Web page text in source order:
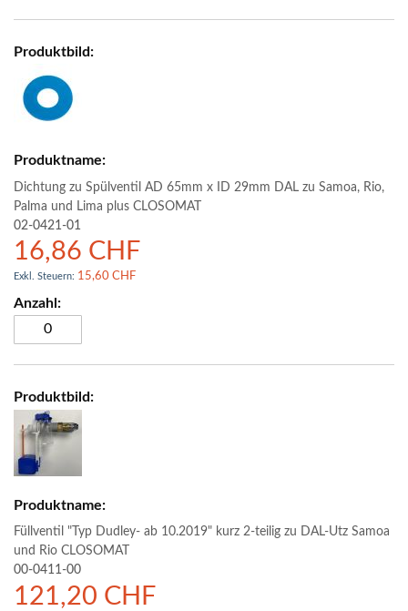
Dichtung zu Spülventil AD 65mm x ID 29mm DAL zu Samoa, Rio,
Palma und Lima plus CLOSOMAT
02-0421-01
16,86 CHF
15,60 CHF
Füllventil "Typ Dudley- ab 10.2019" kurz 2-teilig zu DAL-Utz Samoa
und Rio CLOSOMAT
00-0411-00
121,20 CHF